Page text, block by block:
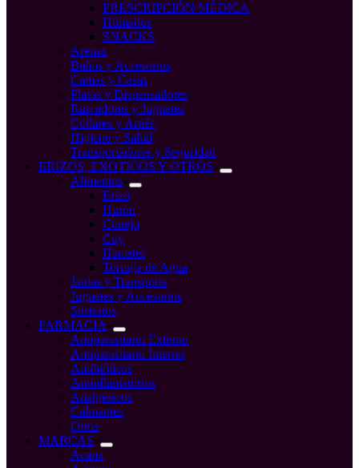
PRESCRIPCIÓN MÉDICA
Húmedos
SNACKS
Arenas
Baños y Accesorios
Camas y Casas
Platos y Dispensadores
Rascadores y Juguetes
Collares y Arnés
Higiene y Salud
Transportadores y Seguridad
ERIZOS, EXOTICOS Y OTROS
Alimentos
Erizo
Hurón
Conejo
Cuy
Hamster
Tortuga de Agua
Jaulas y Transporte
Juguetes y Accesorios
Sustratos
FARMACIA
Antiparasitario Externo
Antiparasitario Interno
Antibióticos
Antinflamatorios
Analgésicos
Calmantes
Otros
MARCAS
Acana